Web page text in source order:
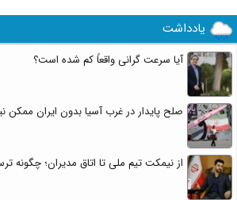
یادداشت
آیا سرعت گرانی واقعاً کم شده است؟
صلح پایدار در غرب آسیا بدون ایران
از نیمکت تیم ملی تا اتاق مدیران؛